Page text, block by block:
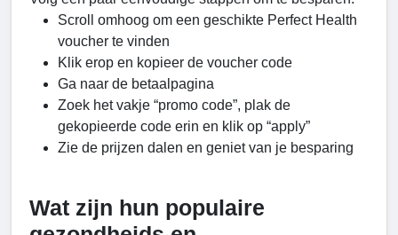
Scroll omhoog om een geschikte Perfect Health
voucher te vinden
Klik erop en kopieer de voucher code
Ga naar de betaalpagina
Zoek het vakje “promo code”, plak de
gekopieerde code erin en klik op “apply”
Zie de prijzen dalen en geniet van je besparing
Wat zijn hun populaire